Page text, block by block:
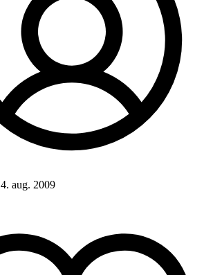
4. aug. 2009